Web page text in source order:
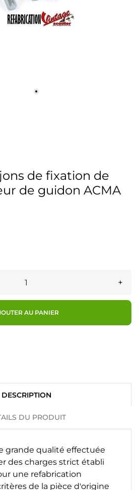
de fixation de
de guidon ACMA
+
AU PANIER
DESCRIPTION
DU PRODUIT
grande qualité effectuée
des charges strict établi
une refabrication
de la pièce d'origine